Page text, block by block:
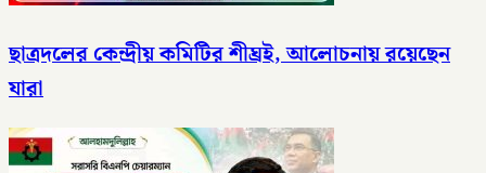
ছাত্রদলের কেন্দ্রীয় কমিটির শীঘ্রই, আলোচনায় রয়েছেন
যারা